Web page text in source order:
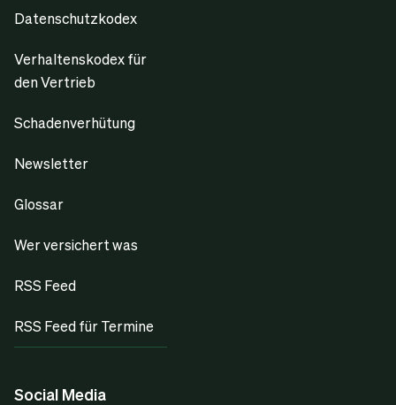
Datenschutzkodex
Verhaltenskodex für
den Vertrieb
Schadenverhütung
Newsletter
Glossar
Wer versichert was
RSS Feed
RSS Feed für Termine
Social Media